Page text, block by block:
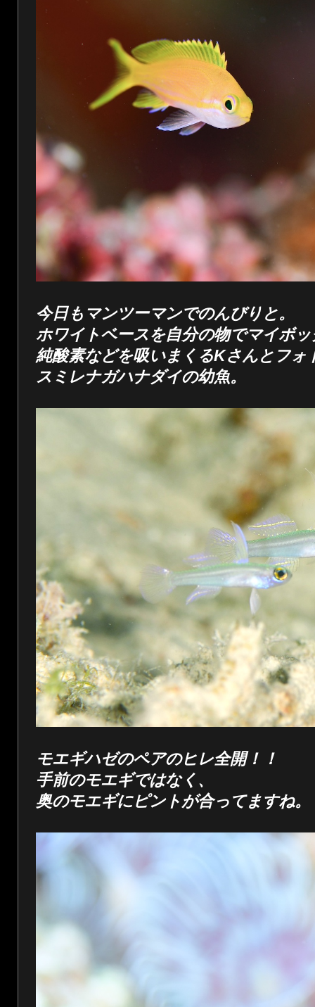
今日もマンツーマンでのんびりと。
ホワイトベースを自分の物でマイボ
純酸素などを吸いまくるKさんとフォ
スミレナガハナダイの幼魚。
モエギハゼのペアのヒレ全開！！
手前のモエギではなく、
奥のモエギにピントが合ってますね。